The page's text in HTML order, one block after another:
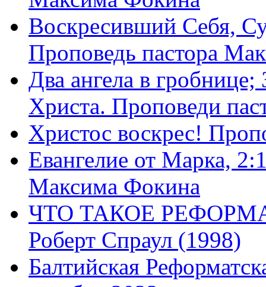
Воскресивший Себя,
Проповедь пастора
Два ангела в
Христа. Проповеди
Христос воскрес!
Евангелие от Марка,
Максима Фокина
ЧТО ТАКОЕ
Роберт Спраул (1998)
Балтийская